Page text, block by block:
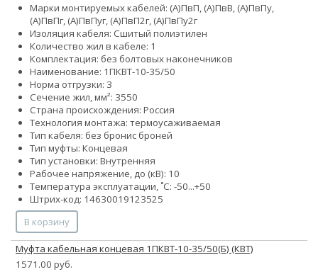
Марки монтируемых кабелей: (А)ПвП, (А)ПвВ, (А)ПвПу,
(А)ПвПг, (А)ПвПуг, (А)ПвП2г, (А)ПвПу2г
Изоляция кабеля: Сшитый полиэтилен
Количество жил в кабеле: 1
Комплектация: без болтовых наконечников
Наименование: 1ПКВТ-10-35/50
Норма отгрузки: 3
Сечение жил, мм²: 3550
Страна происхождения: Россия
Технология монтажа: термоусаживаемая
Тип кабеля: без бронис броней
Тип муфты: Концевая
Тип установки: Внутренняя
Рабочее напряжение, до (кВ): 10
Температура эксплуатации, ˚С: -50...+50
Штрих-код: 14630019123525
В корзину
Муфта кабельная концевая 1ПКВТ-10-35/50(Б) (КВТ)
1571.00 руб.